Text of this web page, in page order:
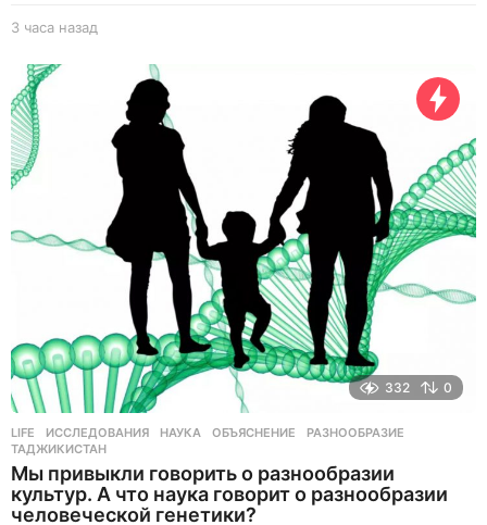
3 часа назад
332 0
LIFE ИССЛЕДОВАНИЯ ,НАУКА ,ОБЪЯСНЕНИЕ ,РАЗНООБРАЗИЕ
ТАДЖИКИСТАН
Мы привыкли говорить о разнообразии
культур. А что наука говорит о разнообразии
человеческой генетики?